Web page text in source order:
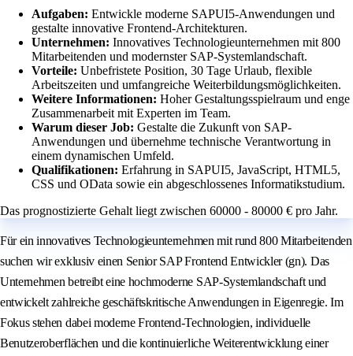
Aufgaben: Entwickle moderne SAPUI5-Anwendungen und
gestalte innovative Frontend-Architekturen.
Unternehmen: Innovatives Technologieunternehmen mit 800
Mitarbeitenden und modernster SAP-Systemlandschaft.
Vorteile: Unbefristete Position, 30 Tage Urlaub, flexible
Arbeitszeiten und umfangreiche Weiterbildungsmöglichkeiten.
Weitere Informationen: Hoher Gestaltungsspielraum und enge
Zusammenarbeit mit Experten im Team.
Warum dieser Job: Gestalte die Zukunft von SAP-
Anwendungen und übernehme technische Verantwortung in
einem dynamischen Umfeld.
Qualifikationen: Erfahrung in SAPUI5, JavaScript, HTML5,
CSS und OData sowie ein abgeschlossenes Informatikstudium.
Das prognostizierte Gehalt liegt zwischen 60000 - 80000 € pro Jahr.
Für ein innovatives Technologieunternehmen mit rund 800 Mitarbeitenden
suchen wir exklusiv einen Senior SAP Frontend Entwickler (gn). Das
Unternehmen betreibt eine hochmoderne SAP-Systemlandschaft und
entwickelt zahlreiche geschäftskritische Anwendungen in Eigenregie. Im
Fokus stehen dabei moderne Frontend-Technologien, individuelle
Benutzeroberflächen und die kontinuierliche Weiterentwicklung einer